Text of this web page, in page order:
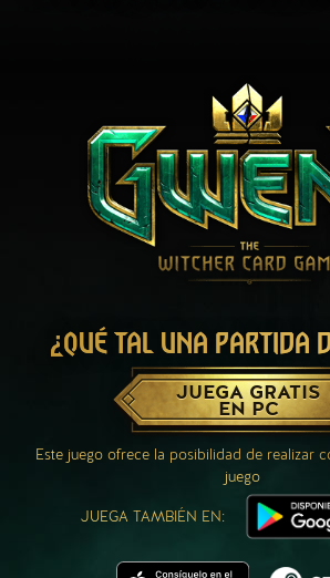
¿QUÉ TAL UNA PARTIDA
JUEGA GRATIS
EN PC
Este juego ofrece la posibilidad de realizar
juego
JUEGA TAMBIÉN EN: